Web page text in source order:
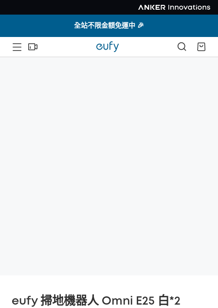
全站不限金額免運中 🎉
eufy 掃地機器人 Omni E25 白*2